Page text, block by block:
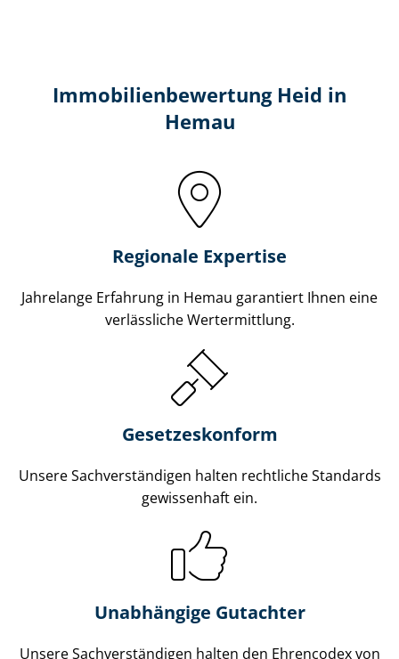
Immobilien­bewertung Heid in
Hemau
Regionale Expertise
Jahrelange Erfahrung in Hemau garantiert Ihnen eine
verlässliche Wertermittlung.
Gesetzes­konform
Unsere Sach­ver­stän­di­gen halten rechtliche Standards
gewissenhaft ein.
Unabhängige Gutachter
Unsere Sach­ver­stän­di­gen halten den Ehrencodex von